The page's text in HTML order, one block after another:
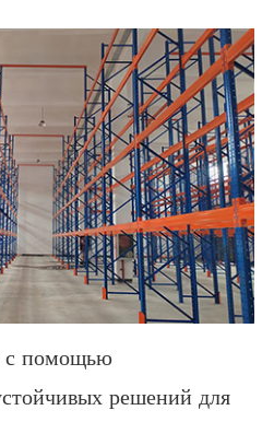
с помощью
решений для